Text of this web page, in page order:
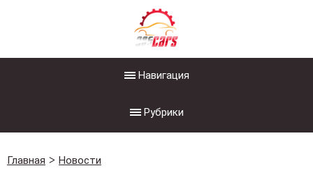
Навигация
Рубрики
Главная Новости